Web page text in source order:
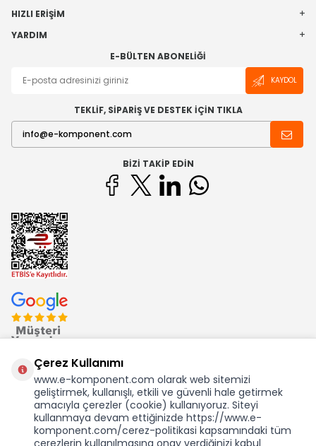
HIZLI ERIŞIM
YARDIM
E-BÜLTEN ABONELIĞI
KAYDOL
TEKLİF, SİPARİŞ VE DESTEK İÇİN TIKLA
BIZI TAKIP EDIN
Ekom Elk. Elektronik San. ve Tic. A.Ş.'nin Tescilli Bir Markasıdır
Çerez Kullanımı
www.e-komponent.com olarak web sitemizi
geliştirmek, kullanışlı, etkili ve güvenli hale getirmek
amacıyla çerezler (cookie) kullanıyoruz. Siteyi
kullanmaya devam ettiğinizde https://www.e-
komponent.com/cerez-politikasi kapsamındaki tüm
çerezlerin kullanılmasına onay verdiğinizi kabul